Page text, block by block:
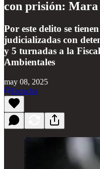
con prisión: Mara
Por este delito se
judicializadas con
y 5 turnadas a la
Ambientales
may 08, 2025
Escucha